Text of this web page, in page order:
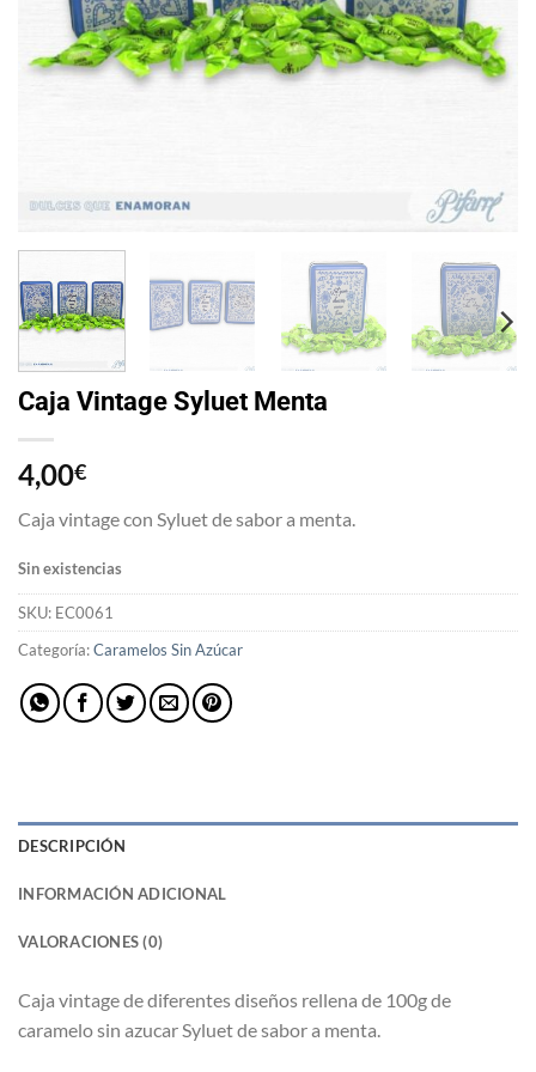
Caja Vintage Syluet Menta
4,00€
Caja vintage con Syluet de sabor a menta.
Sin existencias
SKU: EC0061
Categoría:Caramelos Sin Azúcar
DESCRIPCIÓN
INFORMACIÓN ADICIONAL
VALORACIONES (0)
Caja vintage de diferentes diseños rellena de 100g de
caramelo sin azucar Syluet de sabor a menta.